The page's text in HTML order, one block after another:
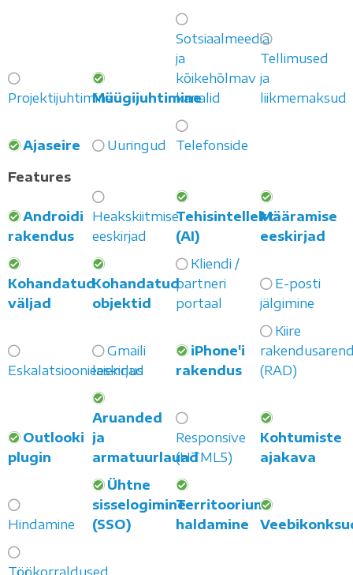
ProjektijuhtimineMüügijuhtimine
Sotsiaalmeedia
ja
kõikehõlmav
kanalid
Tellimused
ja
liikmemaksud
Ajaseire Uuringud
Telefonside
Features
Androidi
rakendus
Heakskiitmise
eeskirjad
Tehisintellekt
(AI)
Määramise
eeskirjad
Kohandatud
väljad
Kohandatud
objektid
Kliendi /
partneri
portaal
E-posti
jälgimine
Eskalatsioonieeskirjad
Gmaili
laiendus
iPhone'i
rakendus
Kiire
(RAD)
Outlooki
plugin
Aruanded
ja
armatuurlauad
Responsive
(HTML5)
Kohtumiste
ajakava
Hindamine
Ühtne
sisselogimine
(SSO)
Territooriumi
haldamine
Töökorraldused